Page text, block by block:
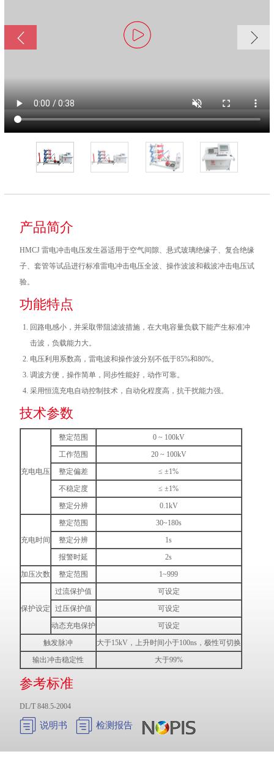
产品简介
HMCJ 雷电冲击电压发生器适用于空气间隙、悬式玻璃绝缘子、复合绝缘
子、套管等试品进行标准雷电冲击电压全波、操作波波和截波冲击电压试
验。
功能特点
回路电感小，并采取带阻滤波措施，在大电容量负载下能产生标准冲
击波，负载能力大。
电压利用系数高，雷电波和操作波分别不低于85%和80%。
调波方便，操作简单，同步性能好，动作可靠。
采用恒流充电自动控制技术，自动化程度高，抗干扰能力强。
技术参数
充电电压
整定范围
0 ~ 100kV
工作范围
20 ~ 100kV
整定偏差
≤ ±1%
不稳定度
≤ ±1%
整定分辨
0.1kV
充电时间
整定范围
30~180s
整定分辨
1s
报警时延
2s
加压次数
整定范围 1~999
保护设定
过流保护值
可设定
过压保护值
可设定
动态充电保护
可设定
触发脉冲
大于15kV，上升时间小于100ns，极性可切换
输出冲击稳定性
大于99%
参考标准
DL/T 848.5-2004
 说明书  检测报告